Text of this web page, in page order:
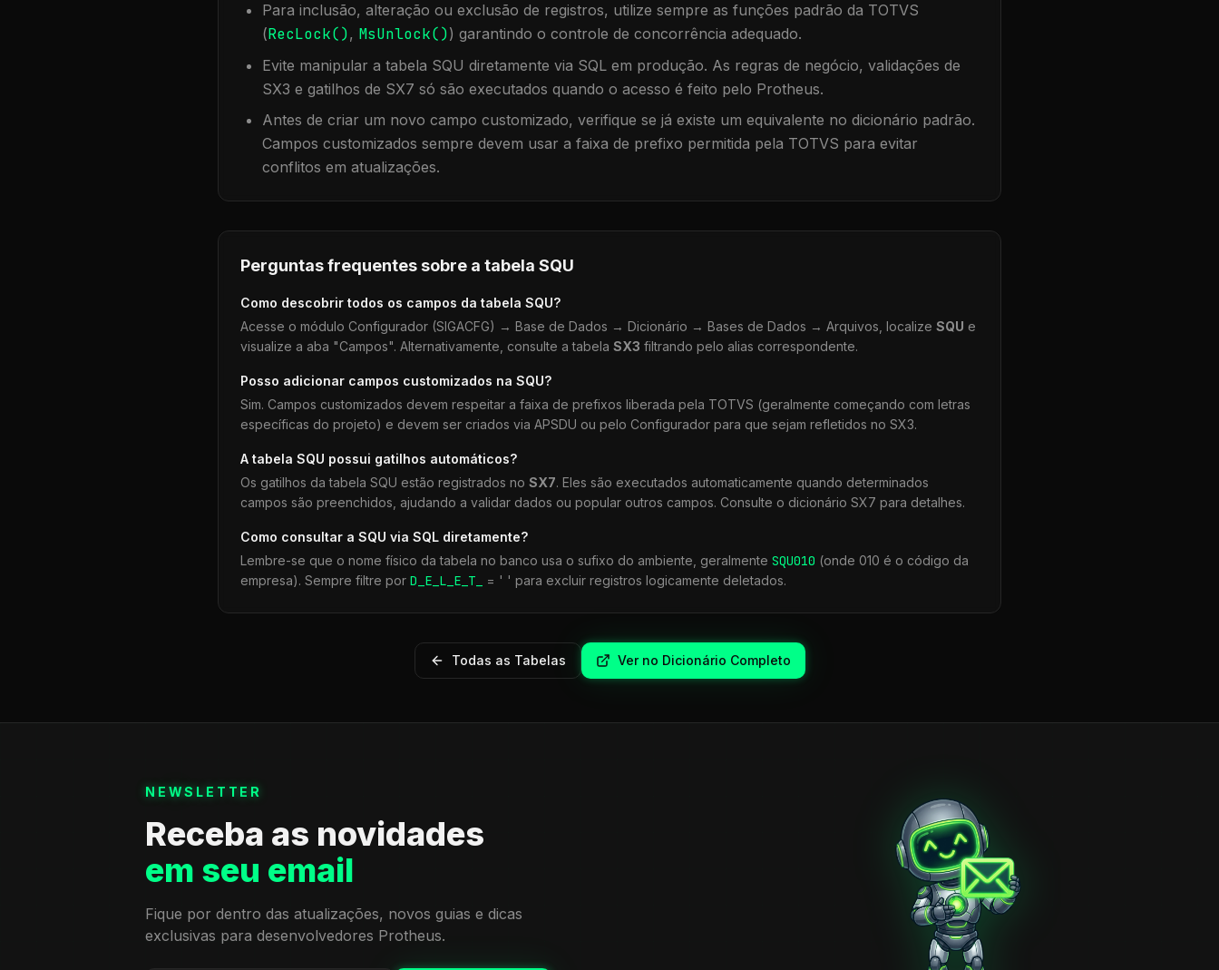
Para inclusão, alteração ou exclusão de registros, utilize sempre as funções padrão da TOTVS
(RecLock(), MsUnlock()) garantindo o controle de concorrência adequado.
Evite manipular a tabela SQU diretamente via SQL em produção. As regras de negócio, validações de
SX3 e gatilhos de SX7 só são executados quando o acesso é feito pelo Protheus.
Antes de criar um novo campo customizado, verifique se já existe um equivalente no dicionário padrão.
Campos customizados sempre devem usar a faixa de prefixo permitida pela TOTVS para evitar
conflitos em atualizações.
Perguntas frequentes sobre a tabela SQU
Como descobrir todos os campos da tabela SQU?
Acesse o módulo Configurador (SIGACFG) → Base de Dados → Dicionário → Bases de Dados → Arquivos, localize SQU e
visualize a aba "Campos". Alternativamente, consulte a tabela SX3 filtrando pelo alias correspondente.
Posso adicionar campos customizados na SQU?
Sim. Campos customizados devem respeitar a faixa de prefixos liberada pela TOTVS (geralmente começando com letras
específicas do projeto) e devem ser criados via APSDU ou pelo Configurador para que sejam refletidos no SX3.
A tabela SQU possui gatilhos automáticos?
Os gatilhos da tabela SQU estão registrados no SX7. Eles são executados automaticamente quando determinados
campos são preenchidos, ajudando a validar dados ou popular outros campos. Consulte o dicionário SX7 para detalhes.
Como consultar a SQU via SQL diretamente?
Lembre-se que o nome físico da tabela no banco usa o sufixo do ambiente, geralmente SQU010 (onde 010 é o código da
empresa). Sempre filtre por D_E_L_E_T_ = ' ' para excluir registros logicamente deletados.
Todas as Tabelas Ver no Dicionário Completo
NEWSLETTER
Receba as novidades
em seu email
Fique por dentro das atualizações, novos guias e dicas
exclusivas para desenvolvedores Protheus.